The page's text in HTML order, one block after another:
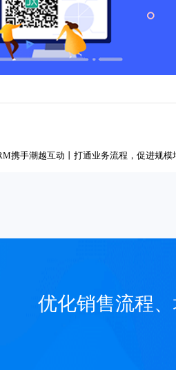
携手潮越互动丨打通业务流程，促进规模
优化销售流程